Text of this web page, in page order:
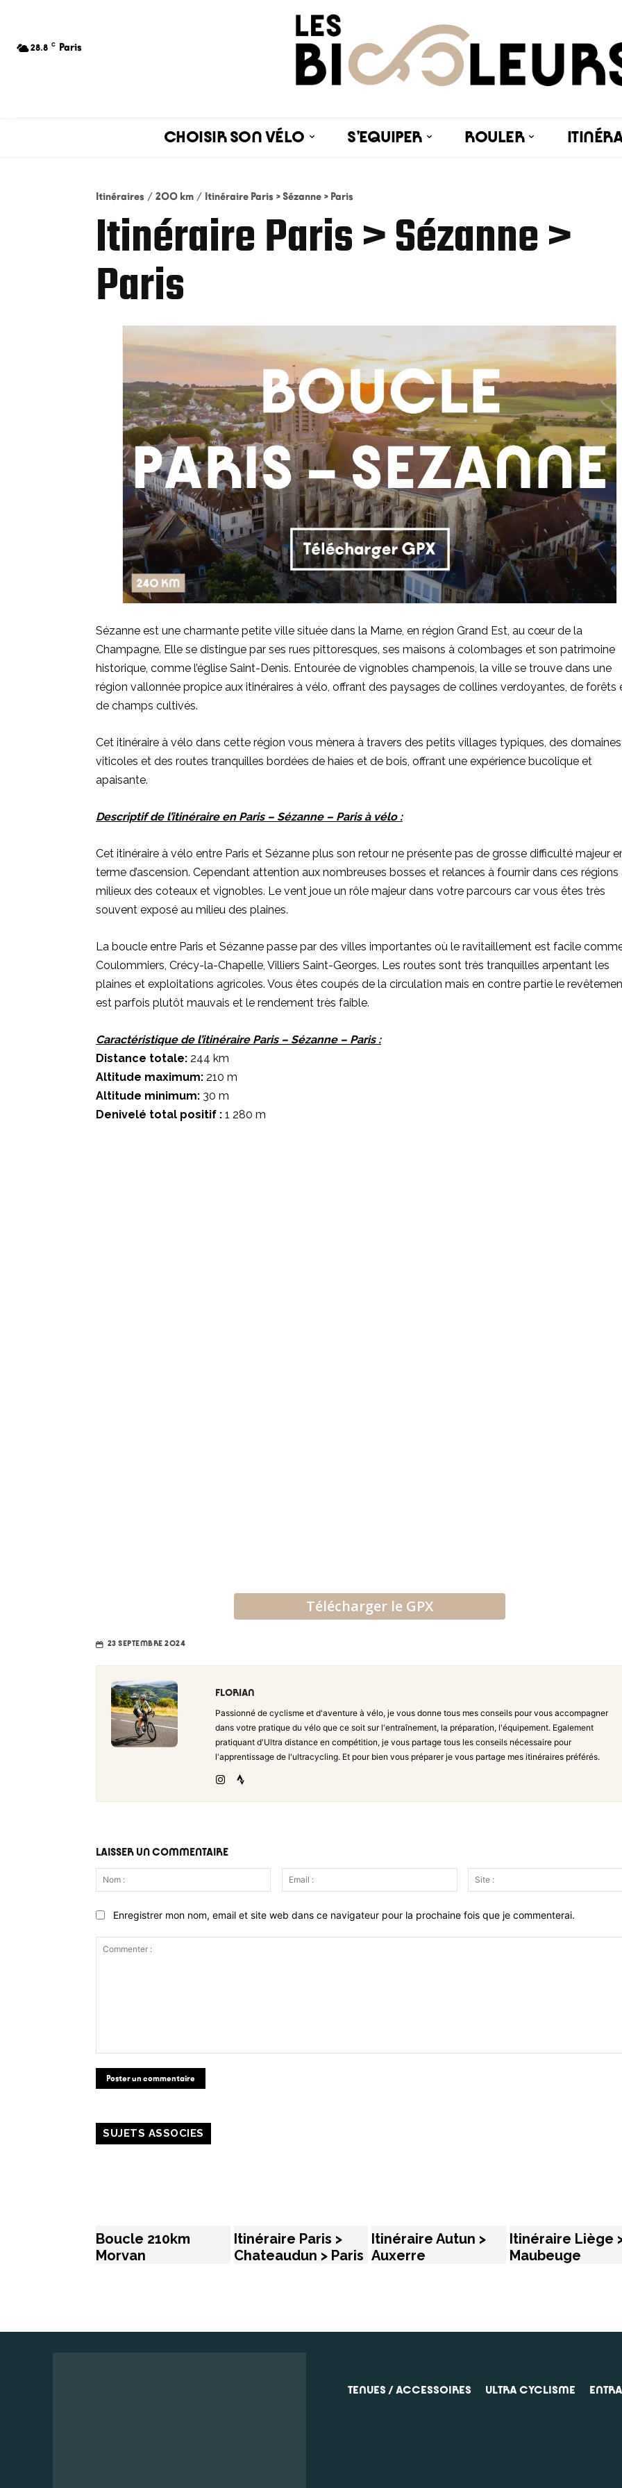
28.8 C Paris
CHOISIR SON VÉLO S’EQUIPER ROULER
Itinéraires 200 km Itinéraire Paris > Sézanne > Paris
Itinéraire Paris > Sézanne >
Paris
Sézanne est une charmante petite ville située dans la Marne, en région Grand Est, au cœur de la
Champagne. Elle se distingue par ses rues pittoresques, ses maisons à colombages et son patrimoine
historique, comme l’église Saint-Denis. Entourée de vignobles champenois, la ville se trouve dans une
région vallonnée propice aux itinéraires à vélo, offrant des paysages de collines verdoyantes, de forêts
de champs cultivés.
Cet itinéraire à vélo dans cette région vous mènera à travers des petits villages typiques, des domaines
viticoles et des routes tranquilles bordées de haies et de bois, offrant une expérience bucolique et
apaisante.
Descriptif de l’itinéraire en Paris – Sézanne – Paris à vélo :
Cet itinéraire à vélo entre Paris et Sézanne plus son retour ne présente pas de grosse difficulté majeur
terme d’ascension. Cependant attention aux nombreuses bosses et relances à fournir dans ces régions
milieux des coteaux et vignobles. Le vent joue un rôle majeur dans votre parcours car vous êtes très
souvent exposé au milieu des plaines.
La boucle entre Paris et Sézanne passe par des villes importantes où le ravitaillement est facile
Coulommiers, Crécy-la-Chapelle, Villiers Saint-Georges. Les routes sont très tranquilles arpentant les
plaines et exploitations agricoles. Vous êtes coupés de la circulation mais en contre partie le
est parfois plutôt mauvais et le rendement très faible.
Caractéristique de l’itinéraire Paris – Sézanne – Paris :
Distance totale: 244 km
Altitude maximum: 210 m
Altitude minimum: 30 m
Denivelé total positif : 1 280 m
Télécharger le GPX
23 SEPTEMBRE 2024
FLORIAN
Passionné de cyclisme et d'aventure à vélo, je vous donne tous mes conseils pour vous accompagner
dans votre pratique du vélo que ce soit sur l'entraînement, la préparation, l'équipement. Egalement
pratiquant d'Ultra distance en compétition, je vous partage tous les conseils nécessaire pour
l'apprentissage de l'ultracycling. Et pour bien vous préparer je vous partage mes itinéraires préférés.
LAISSER UN COMMENTAIRE
Nom
:
Email
:
Enregistrer mon nom, email et site web dans ce navigateur pour la prochaine fois que je commenterai.
SUJETS ASSOCIES
Boucle 210km
Morvan
Itinéraire Paris >
Chateaudun > Paris
Itinéraire Autun >
Auxerre
Itinéraire Liège
Maubeuge
TENUES / ACCESSOIRES ULTRA CYCLISME